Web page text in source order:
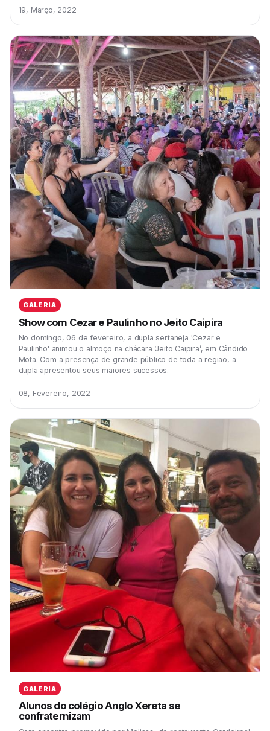
19, Março, 2022
GALERIA
Show com Cezar e Paulinho no Jeito Caipira
No domingo, 06 de fevereiro, a dupla sertaneja 'Cezar e
Paulinho' animou o almoço na chácara ‘Jeito Caipira’, em Cândido
Mota. Com a presença de grande público de toda a região, a
dupla apresentou seus maiores sucessos.
08, Fevereiro, 2022
GALERIA
Alunos do colégio Anglo Xereta se
confraternizam